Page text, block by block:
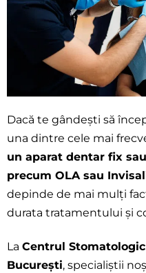
Dacă te gândești să
una dintre cele mai
un aparat dentar fix
precum OLA sau
depinde de mai mulți
durata tratamentului și
La Centrul
București, specialiștii